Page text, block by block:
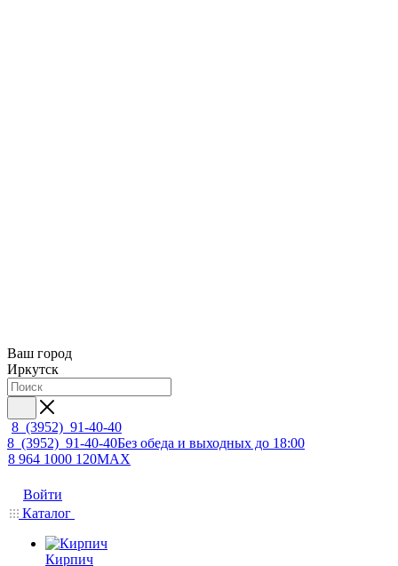
Ваш город
Иркутск
8 (3952) 91-40-40
8 (3952) 91-40-40Без обеда и выходных до 18:00
8 964 1000 120MAX
Войти
Каталог
Кирпич